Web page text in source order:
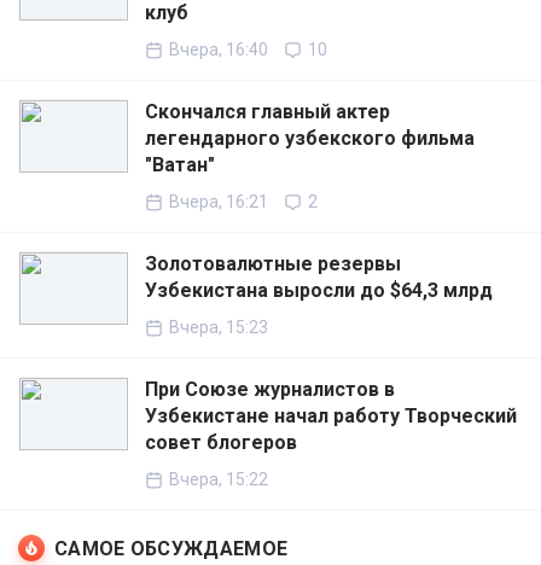
клуб
Вчера, 16:40 10
Скончался главный актер
легендарного узбекского фильма
"Ватан"
Вчера, 16:21 2
Золотовалютные резервы
Узбекистана выросли до $64,3 млрд
Вчера, 15:23
При Союзе журналистов в
Узбекистане начал работу Творческий
совет блогеров
Вчера, 15:22
САМОЕ ОБСУЖДАЕМОЕ